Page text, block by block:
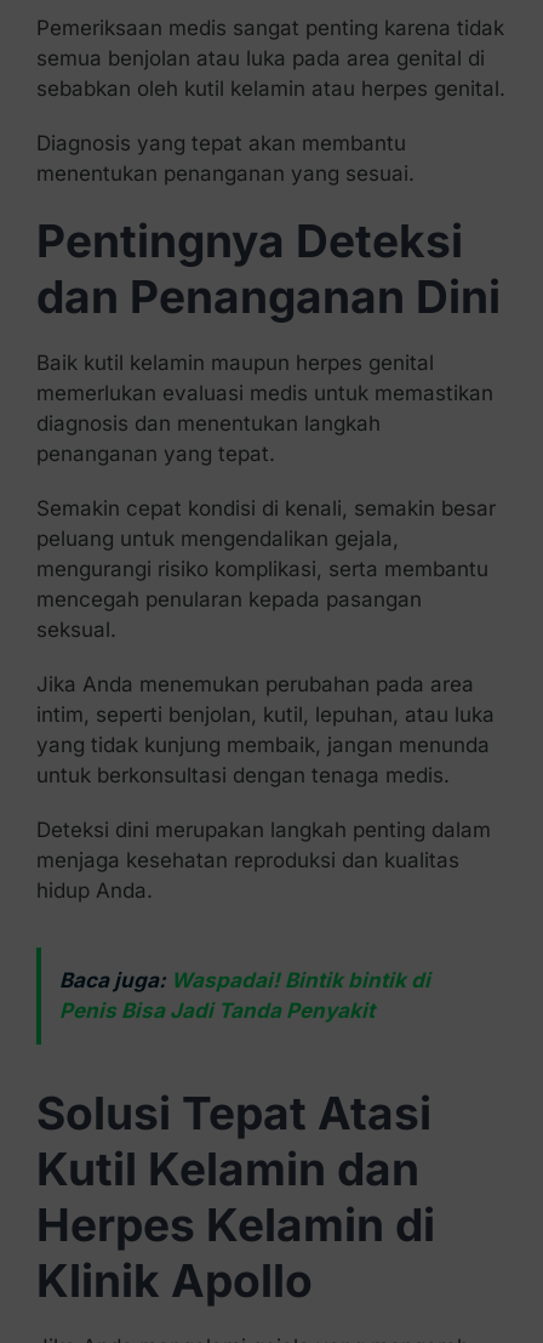
Pemeriksaan medis sangat penting karena tidak
semua benjolan atau luka pada area genital di
sebabkan oleh kutil kelamin atau herpes genital.
Diagnosis yang tepat akan membantu
menentukan penanganan yang sesuai.
Pentingnya Deteksi
dan Penanganan Dini
Baik kutil kelamin maupun herpes genital
memerlukan evaluasi medis untuk memastikan
diagnosis dan menentukan langkah
penanganan yang tepat.
Semakin cepat kondisi di kenali, semakin besar
peluang untuk mengendalikan gejala,
mengurangi risiko komplikasi, serta membantu
mencegah penularan kepada pasangan
seksual.
Jika Anda menemukan perubahan pada area
intim, seperti benjolan, kutil, lepuhan, atau luka
yang tidak kunjung membaik, jangan menunda
untuk berkonsultasi dengan tenaga medis.
Deteksi dini merupakan langkah penting dalam
menjaga kesehatan reproduksi dan kualitas
hidup Anda.
Baca juga: Waspadai! Bintik bintik di
Penis Bisa Jadi Tanda Penyakit
Solusi Tepat Atasi
Kutil Kelamin dan
Herpes Kelamin di
Klinik Apollo